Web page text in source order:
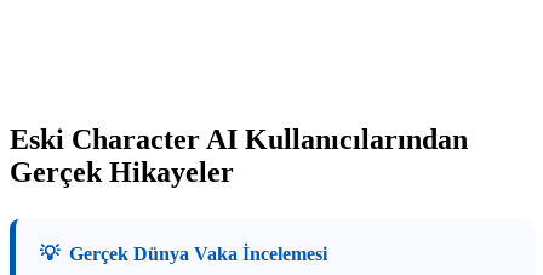
Eski Character AI Kullanıcılarından
Gerçek Hikayeler
💡 Gerçek Dünya Vaka İncelemesi